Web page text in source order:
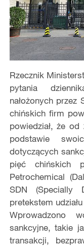
Rzecznik
pytania
nałożonych
chińskich firm
powiedział, że
podstawie
dotyczących
pięć chińskich
Petrochemical
SDN (Specially
pretekstem
Wprowadzono
sankcyjne, takie
transakcji,